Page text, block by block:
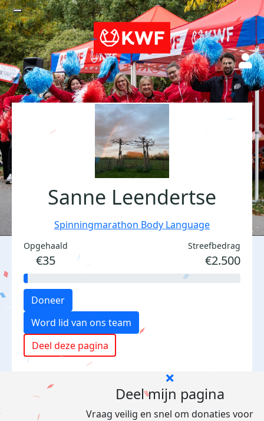
Sanne Leendertse
Spinningmarathon Body Language
Opgehaald
€35
Streefbedrag
€2.500
Doneer
Word lid van ons team
Deel deze pagina
Deel mijn pagina
Vraag veilig en snel om donaties voor